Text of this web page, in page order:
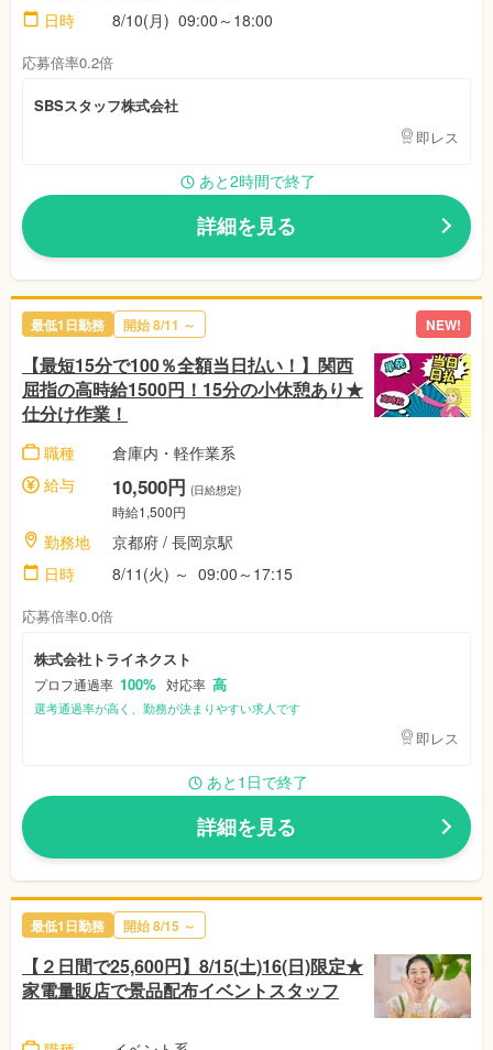
日時
8/10(月) 09:00～18:00
応募倍率0.2倍
SBSスタッフ株式会社
即レス
あと2時間で終了
詳細を見る
最低1日勤務 開始8/11 ～ NEW!
【最短15分で100％全額当日払い！】関西
屈指の高時給1500円！15分の小休憩あり★
仕分け作業！
職種
倉庫内・軽作業系
給与
10,500円 (日給想定)
時給1,500円
勤務地 京都府 / 長岡京駅
日時
8/11(火) ～ 09:00～17:15
応募倍率0.0倍
株式会社トライネクスト
プロフ通過率 100% 対応率 高
選考通過率が高く、勤務が決まりやすい求人です
即レス
あと1日で終了
詳細を見る
最低1日勤務 開始8/15 ～
【２日間で25,600円】8/15(土)16(日)限定★
家電量販店で景品配布イベントスタッフ